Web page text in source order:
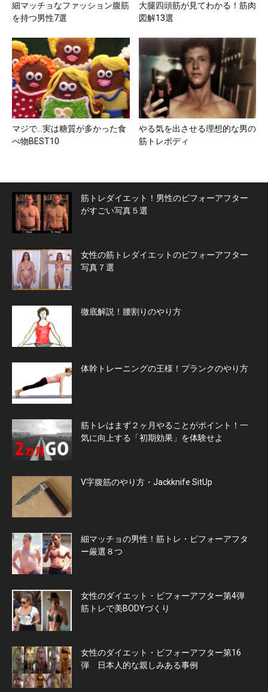
細マッチョなファッション腹筋
を持つ男性7選
大腿四頭筋が見てわかる！筋肉
図解13選
マジで…実は糖質が多かった食
べ物BEST10
やる気を出させる理想的な男の
筋トレボディ
筋トレダイエット！男性のビフォーアフター
がすごい写真５選
女性の筋トレダイエットのビフォーアフター
写真７選
徹底解説！腰割りのやり方
体幹トレーニングの王様！プランクのやり方
筋トレはまず２ヶ月やることがポイント！一
気に向上する「初期効果」を体験せよ
V字腹筋のやり方・Jackknife SitUp
細マッチョの男性！筋トレ・ビフォーアフタ
ー厳選８つ
女性のダイエット・ビフォーアフター第4弾
筋トレで美BODYづくり
女性のダイエット・ビフォーアフター第16
弾 日本人的な親しみある事例